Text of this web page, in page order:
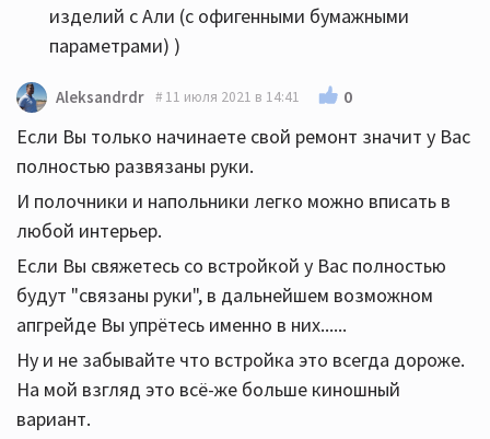
изделий с Али (с офигенными бумажными
параметрами) )
Aleksandrdr 11 июля 2021 в 14:41 0
Если Вы только начинаете свой ремонт значит у Вас
полностью развязаны руки.
И полочники и напольники легко можно вписать в
любой интерьер.
Если Вы свяжетесь со встройкой у Вас полностью
будут "связаны руки", в дальнейшем возможном
апгрейде Вы упрётесь именно в них......
Ну и не забывайте что встройка это всегда дороже.
На мой взгляд это всё-же больше киношный
вариант.